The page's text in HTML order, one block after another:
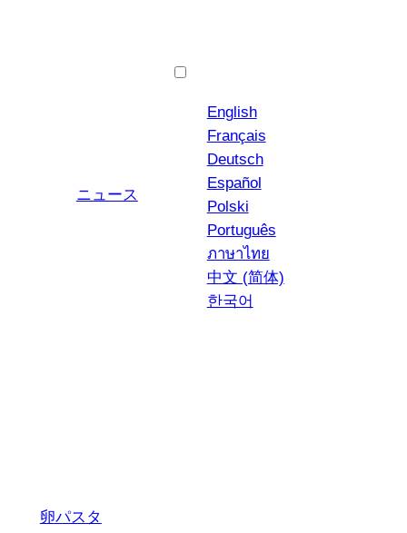
ニュース
English
Français
Deutsch
Español
Polski
Português
ภาษาไทย
中文 (简体)
한국어
卵パスタ